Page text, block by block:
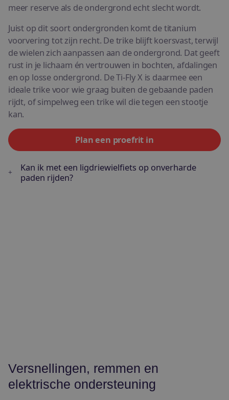
meer reserve als de ondergrond echt slecht wordt.
Juist op dit soort ondergronden komt de titanium
voorvering tot zijn recht. De trike blijft koersvast, terwijl
de wielen zich aanpassen aan de ondergrond. Dat geeft
rust in je lichaam én vertrouwen in bochten, afdalingen
en op losse ondergrond. De Ti-Fly X is daarmee een
ideale trike voor wie graag buiten de gebaande paden
rijdt, of simpelweg een trike wil die tegen een stootje
kan.
Plan een proefrit in
Kan ik met een ligdriewielfiets op onverharde
paden rijden?
Versnellingen, remmen en
elektrische ondersteuning